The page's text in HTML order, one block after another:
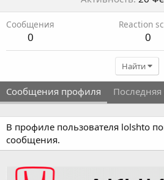
Сообщения
0
Reaction
0
Найти
Сообщения профиля Последняя
В профиле пользователя lolshto
сообщения.